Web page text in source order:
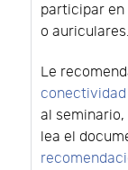
participar en
o auriculares.
Le
al seminario,
lea el